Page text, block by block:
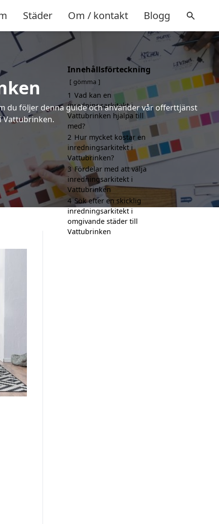
Städer Om / kontakt Blogg
du följer denna guide och använder vår offerttjänst
Vattubrinken.
Innehållsförteckning
gömma
1 Vad kan en
inredningsarkitekt i
Vattubrinken hjälpa till
med?
2 Hur mycket kostar en
inredningsarkitekt i
Vattubrinken?
3 Fördelar med att välja
inredningsarkitekt i
Vattubrinken
4 Sök efter en skicklig
inredningsarkitekt i
omgivande städer till
Vattubrinken